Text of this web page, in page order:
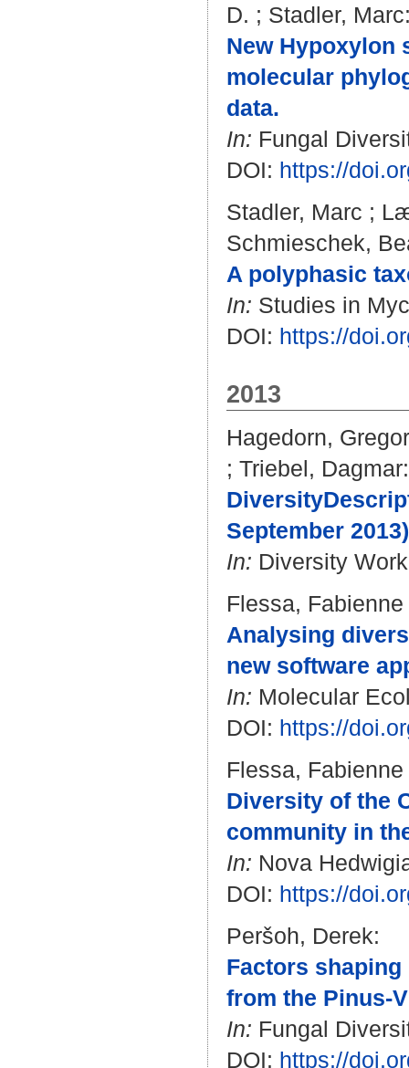
D. ; Stadler, Marc
New Hypoxylon
molecular
data.
In: Fungal
DOI: https://
Stadler, Marc ;
Schmieschek,
A polyphasic
In: Studies in
DOI: https://
2013
Hagedorn, Gregor
; Triebel, Dagmar:
September
In: Diversity
Flessa, Fabienne
Analysing
new software
In: Molecular
DOI: https://
Flessa, Fabienne
Diversity of the
community in
In: Nova
DOI: https://
Peršoh, Derek:
Factors
from the Pinus-
In: Fungal
DOI: https://